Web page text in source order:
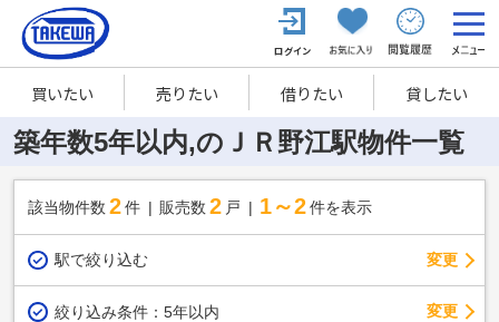
買いたい 売りたい 借りたい 貸したい
築年数5年以内,のＪＲ野江駅物件一覧
該当物件数 2件 販売数 2 戸 1～2 件を表示
駅で絞り込む 変更
絞り込み条件： 5年以内 変更